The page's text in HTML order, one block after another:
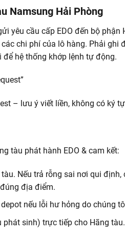
Namsung Hải Phòng
yêu cầu cấp EDO đến bộ
chi phí của lô hàng. Phải ghi
hệ thống khớp lệnh tự động.
– lưu ý viết liền, không có ký
phát hành EDO & cam kết:
Nếu trả rỗng sai nơi qui định,
địa điểm.
nếu lỗi hư hỏng do chúng
sinh) trực tiếp cho Hãng tàu.